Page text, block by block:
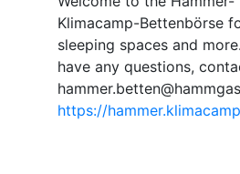
Klimacamp-Bettenbörse
sleeping spaces and
have any questions,
https://